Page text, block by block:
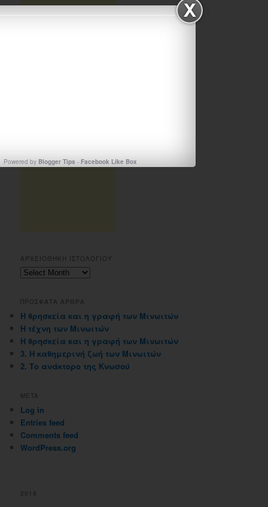
ΑΡΧΕΙΟΘΗΚΗ ΙΣΤΟΛΟΓΙΟΥ
Αρχειοθηκη
ΠΡΟΣΦΑΤΑ ΑΡΘΡΑ
Η θρησκεία και η γραφή των Μινωιτών
Η τέχνη των Μινωιτών
Η θρησκεία και η γραφή των Μινωιτών
3. Η καθημερινή ζωή των Μινωιτών
2. Το ανάκτορο της Κνωσού
META
Log in
Entries feed
Comments feed
WordPress.org
Powered by Blogger Tips - Facebook Like Box
2018